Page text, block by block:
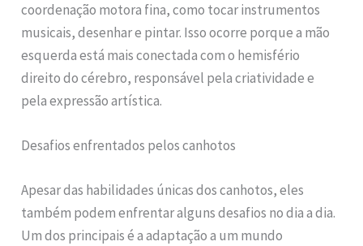
coordenação motora fina, como tocar instrumentos
musicais, desenhar e pintar. Isso ocorre porque a mão
esquerda está mais conectada com o hemisfério
direito do cérebro, responsável pela criatividade e
pela expressão artística.
Desafios enfrentados pelos canhotos
Apesar das habilidades únicas dos canhotos, eles
também podem enfrentar alguns desafios no dia a dia.
Um dos principais é a adaptação a um mundo